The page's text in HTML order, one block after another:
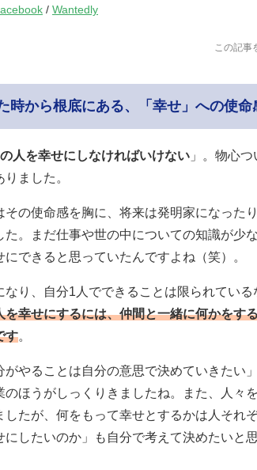
/ Wantedly
この記事
時から根底にある、「幸せ」への使命
人を幸せにしなければいけない 」。物心
ました。
その使命感を胸に、将来は発明家になった
た。まだ仕事や世の中についての知識が少
にできると思っていたんですよね（笑）。
なり、自分1人でできることは限られている
を幸せにするには、仲間と一緒に何かをす
す。
がやることは自分の意思で決めていきたい
のほうがしっくりきましたね。また、人々
したが、何をもって幸せとするかは人それ
にしたいのか」も自分で考えて決めたいと